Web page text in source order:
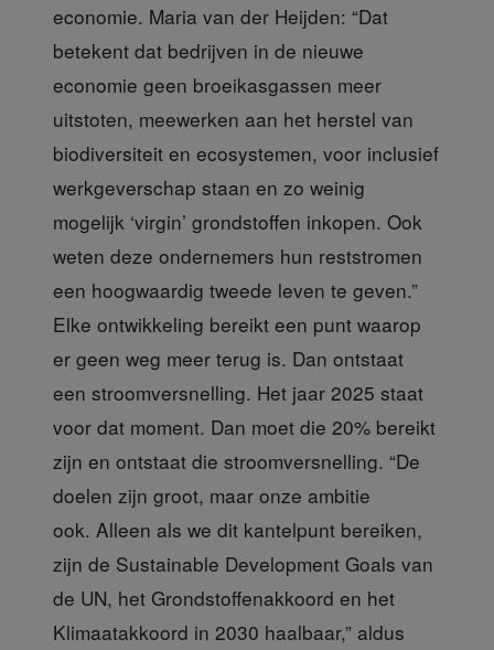
economie. Maria van der Heijden: “Dat
betekent dat bedrijven in de nieuwe
economie geen broeikasgassen meer
uitstoten, meewerken aan het herstel van
biodiversiteit en ecosystemen, voor inclusief
werkgeverschap staan en zo weinig
mogelijk ‘virgin’ grondstoffen inkopen. Ook
weten deze ondernemers hun reststromen
een hoogwaardig tweede leven te geven.”
Elke ontwikkeling bereikt een punt waarop
er geen weg meer terug is. Dan ontstaat
een stroomversnelling. Het jaar 2025 staat
voor dat moment. Dan moet die 20% bereikt
zijn en ontstaat die stroomversnelling. “De
doelen zijn groot, maar onze ambitie
ook. Alleen als we dit kantelpunt bereiken,
zijn de Sustainable Development Goals van
de UN, het Grondstoffenakkoord en het
Klimaatakkoord in 2030 haalbaar,” aldus